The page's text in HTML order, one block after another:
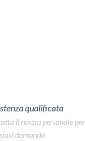
qualificata
il nostro personale per
domanda